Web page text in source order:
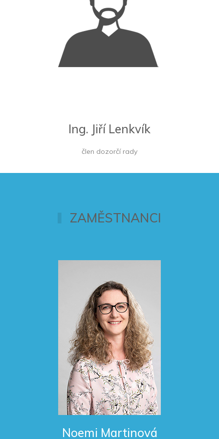
Ing. Jiří Lenkvík
člen dozorčí rady
ZAMĚSTNANCI
Noemi Martinová